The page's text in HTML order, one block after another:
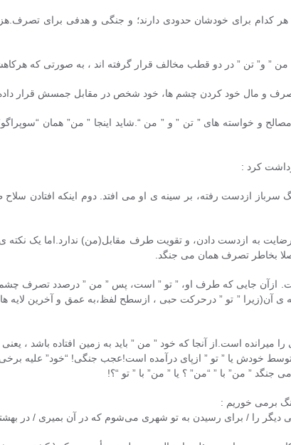
کدام برای خودشان حدودی دارند؛ و جنگی و هدفی برای
” و” تن ” در دو قطب مخالف قرار گرفته اند ، به صورتی که
و مال خود کردن چشم ها، خود شخص در مقابل جمسش قرار
و خواسته های ” تن ” و ” من “.شاید اینجا ” من” همان
کرد :
سرباز ازدست رفته، بر سینه ی او می افتد. دوم اینکه افتادن
به ازدست دادن، و تقویت طرف مقابل(من) ندارد.اما یک
بخاطر تصرف همان می جنگد.
ازآن جایی که طرف او، ” تو ” است، پس ” من ” درصدد تصرف
” تو ” درحرکت حبی ، ازسطح لفظ،به عمق و آخرین لایه
میرانده است.از آنجا که خود ” من ” باید به زمین افتاده باشد ،
خودش یا ” تو ” ازپای درآمده است!عجب جنگی! “خود” علیه
” من” با ” “من” ؟ یا ” من” با ” تو “؟!
را / برای رسیدن به تو شهری می‌شوم که در آن بمیری / در